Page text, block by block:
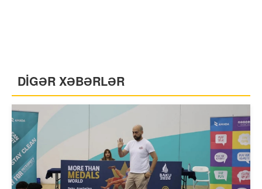
DİGƏR XƏBƏRLƏR